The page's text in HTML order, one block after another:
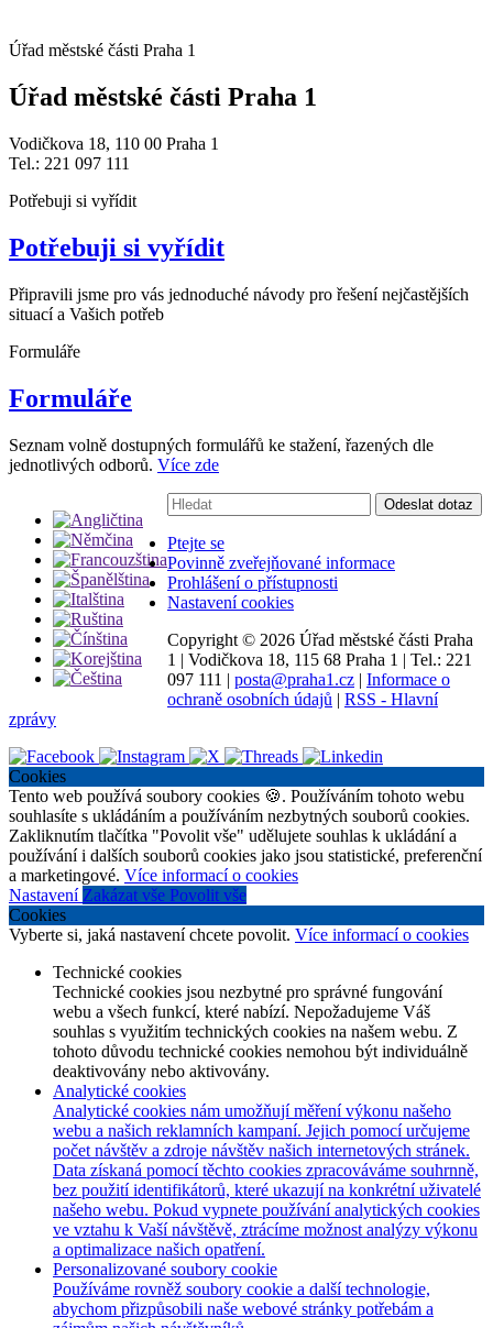
Úřad městské části Praha 1
Úřad městské části Praha 1
Vodičkova 18, 110 00 Praha 1
Tel.: 221 097 111
Potřebuji si vyřídit
Potřebuji si vyřídit
Připravili jsme pro vás jednoduché návody pro řešení nejčastějších
situací a Vašich potřeb
Formuláře
Formuláře
Seznam volně dostupných formulářů ke stažení, řazených dle
jednotlivých odborů. Více zde
Vyhledávání:
Odeslat dotaz
Ptejte se
Povinně zveřejňované informace
Prohlášení o přístupnosti
Nastavení cookies
Copyright © 2026 Úřad městské části Praha
1 | Vodičkova 18, 115 68 Praha 1 | Tel.: 221
097 111 | posta@praha1.cz | Informace o
ochraně osobních údajů | RSS - Hlavní
zprávy
Cookies
Tento web používá soubory cookies 🍪. Používáním tohoto webu
souhlasíte s ukládáním a používáním nezbytných souborů cookies.
Zakliknutím tlačítka "Povolit vše" udělujete souhlas k ukládání a
používání i dalších souborů cookies jako jsou statistické, preferenční
a marketingové. Více informací o cookies
Nastavení Zakázat vše Povolit vše
Cookies
Vyberte si, jaká nastavení chcete povolit. Více informací o cookies
Technické cookies
Technické cookies jsou nezbytné pro správné fungování
webu a všech funkcí, které nabízí. Nepožadujeme Váš
souhlas s využitím technických cookies na našem webu. Z
tohoto důvodu technické cookies nemohou být individuálně
deaktivovány nebo aktivovány.
Analytické cookies
Analytické cookies nám umožňují měření výkonu našeho
webu a našich reklamních kampaní. Jejich pomocí určujeme
počet návštěv a zdroje návštěv našich internetových stránek.
Data získaná pomocí těchto cookies zpracováváme souhrnně,
bez použití identifikátorů, které ukazují na konkrétní uživatelé
našeho webu. Pokud vypnete používání analytických cookies
ve vztahu k Vaší návštěvě, ztrácíme možnost analýzy výkonu
a optimalizace našich opatření.
Personalizované soubory cookie
Používáme rovněž soubory cookie a další technologie,
abychom přizpůsobili naše webové stránky potřebám a